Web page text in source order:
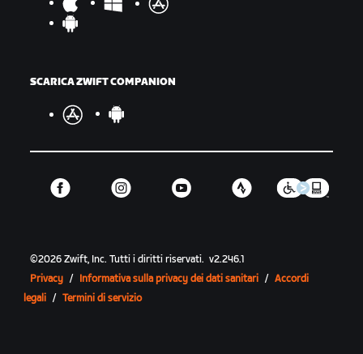
SCARICA ZWIFT COMPANION
©2026 Zwift, Inc.Tutti i diritti riservati. v2.246.1
Privacy / Informativa sulla privacy dei dati sanitari / Accordi
legali / Termini di servizio